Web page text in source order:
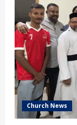
Church News